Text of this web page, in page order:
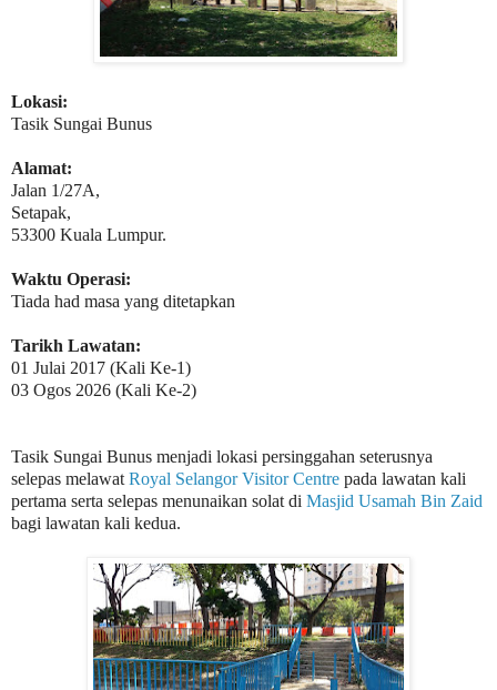
Lokasi:
Tasik Sungai Bunus
Alamat:
Jalan 1/27A,
Setapak,
53300 Kuala Lumpur.
Waktu Operasi:
Tiada had masa yang ditetapkan
Tarikh Lawatan:
01 Julai 2017 (Kali Ke-1)
03 Ogos 2026 (Kali Ke-2)
Tasik Sungai Bunus menjadi lokasi persinggahan seterusnya
selepas melawat Royal Selangor Visitor Centre pada lawatan kali
pertama serta selepas menunaikan solat di Masjid Usamah Bin Zaid
bagi lawatan kali kedua.